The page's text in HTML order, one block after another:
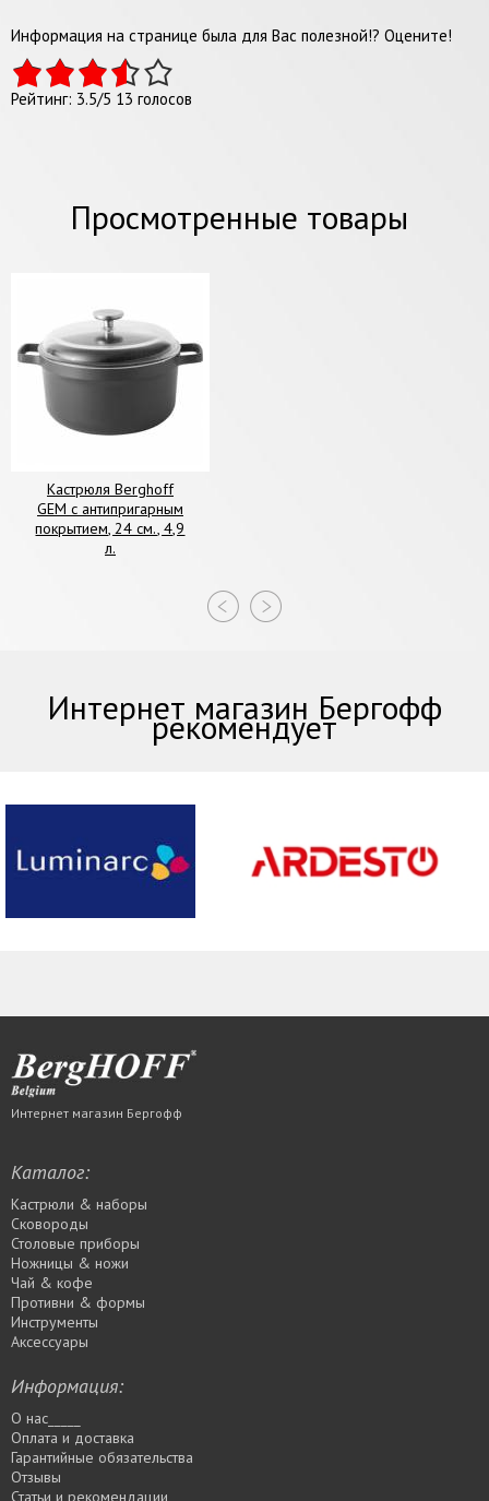
Информация на странице была для Вас полезной!? Оцените!
Рейтинг: 3.5/5 13 голосов
Просмотренные товары
Кастрюля Berghoff
GEM с антипригарным
покрытием, 24 см., 4,9
л.
Интернет магазин Бергофф
рекомендует
Интернет магазин Бергофф
Каталог:
Кастрюли & наборы
Сковороды
Столовые приборы
Ножницы & ножи
Чай & кофе
Противни & формы
Инструменты
Аксессуары
Информация:
О нас_____
Оплата и доставка
Гарантийные обязательства
Отзывы
Статьи и рекомендации